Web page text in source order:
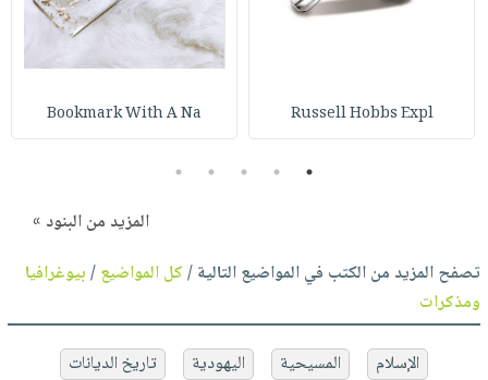
Russell Hobbs Expl
Bookmark With A Na
1
2
3
4
5
المزيد من البنود »
تصفح المزيد من الكتب في المواضيع التالية /كل المواضيع/بيوغرافيا
ومذكرات
الإسلام المسيحية اليهودية
تاريخ الديانات